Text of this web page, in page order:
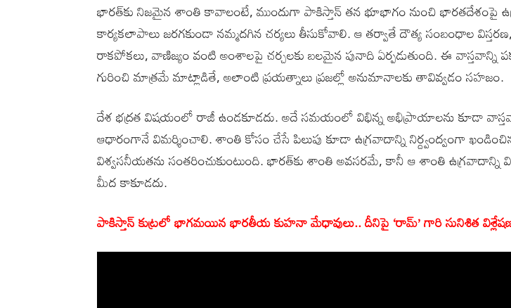
భారత్‌కు నిజమైన శాంతి కావాలంటే, ముందుగా పాకిస్తాన్ తన భూభాగం నుంచి భారతదేశంపై
కార్యకలాపాలు జరగకుండా నమ్మదగిన చర్యలు తీసుకోవాలి. ఆ తర్వాతే దౌత్య సంబంధాల
రాకపోకలు, వాణిజ్యం వంటి అంశాలపై చర్చలకు బలమైన పునాది ఏర్పడుతుంది. ఈ వాస్తవాన్ని
గురించి మాత్రమే మాట్లాడితే, అలాంటి ప్రయత్నాలు ప్రజల్లో అనుమానాలకు తావివ్వడం సహజం.
దేశ భద్రత విషయంలో రాజీ ఉండకూడదు. అదే సమయంలో విభిన్న అభిప్రాయాలను కూడా
ఆధారంగానే విమర్శించాలి. శాంతి కోసం చేసే పిలుపు కూడా ఉగ్రవాదాన్ని నిర్ద్వంద్వంగా
విశ్వసనీయతను సంతరించుకుంటుంది. భారత్‌కు శాంతి అవసరమే, కానీ ఆ శాంతి ఉగ్రవాదాన్ని
మీద కాకూడదు.
పాకిస్తాన్ కుట్రలో భాగమయిన భారతీయ కుహనా మేధావులు.. దీనిపై ‘రామ్’ గారి సునిశిత